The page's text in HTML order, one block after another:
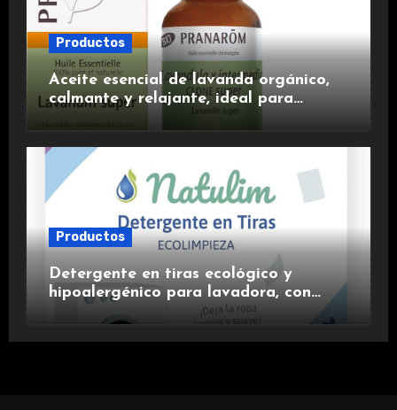
Productos
Aceite esencial de lavanda orgánico,
calmante y relajante, ideal para
Productos
Detergente en tiras ecológico y
hipoalergénico para lavadora, con
suavizante incluido y fragancia de
lavanda.